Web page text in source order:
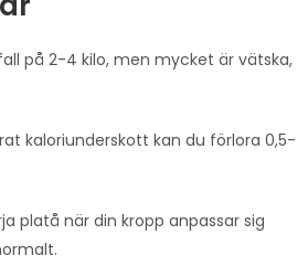
på 2-4 kilo, men mycket är vätska,
kaloriunderskott kan du förlora 0,5-
platå när din kropp anpassar sig